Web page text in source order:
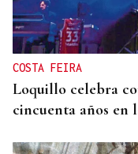
Horóscopo del
COSTA FEIRA
Loquillo celebra
cincuenta años en